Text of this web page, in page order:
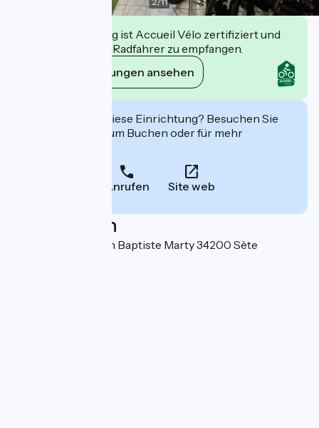
Diese Einrichtung ist Accueil Vélo zertifiziert und
verpflichtet sich, Radfahrer zu empfangen.
Ihre Verpflichtungen ansehen
Interessiert Sie diese Einrichtung? Besuchen Sie
deren Website zum Buchen oder für mehr
Anrufen Site web
Localisation
29 Promenade Jean Baptiste Marty 34200 Sète